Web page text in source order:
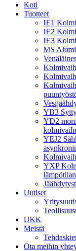
Koti
Tuotteet
IE1
IE2
IE3
MS
YB3
YD2
YEJ2
YXP
Uutiset
UKK
Meistä
Ota meihin